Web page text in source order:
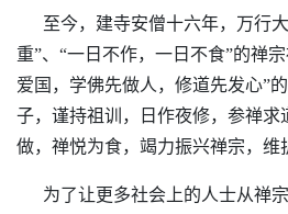
至今，建寺安僧十六年，万行
重”、“一日不作，一日不食”的禅
爱国，学佛先做人，修道先发心”
子，谨持祖训，日作夜修，参禅求
做，禅悦为食，竭力振兴禅宗，维
为了让更多社会上的人士从禅